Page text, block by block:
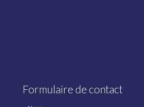
Formulaire de contact